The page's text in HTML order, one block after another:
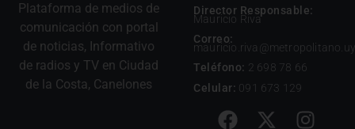
Plataforma de medios de
comunicación con portal
de noticias, Informativo
de radios y TV en Ciudad
de la Costa, Canelones
Director Responsable:
Mauricio Riva
Correo:
mauricio.riva@metropolitano.uy
Teléfono: 2 698 78 66
Celular: 091 673 129